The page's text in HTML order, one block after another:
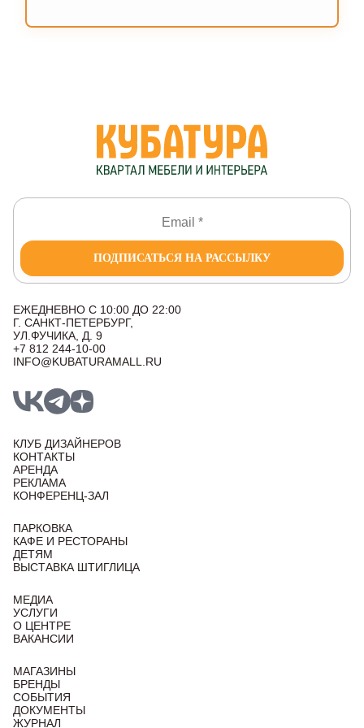
ПОДПИСАТЬСЯ НА РАССЫЛКУ
ЕЖЕДНЕВНО С 10:00 ДО 22:00
Г. САНКТ-ПЕТЕРБУРГ,
УЛ.ФУЧИКА, Д. 9
+7 812 244-10-00
INFO@KUBATURAMALL.RU
КЛУБ ДИЗАЙНЕРОВ
КОНТАКТЫ
АРЕНДА
РЕКЛАМА
КОНФЕРЕНЦ-ЗАЛ
ПАРКОВКА
КАФЕ И РЕСТОРАНЫ
ДЕТЯМ
ВЫСТАВКА ШТИГЛИЦА
МЕДИА
УСЛУГИ
О ЦЕНТРЕ
ВАКАНСИИ
МАГАЗИНЫ
БРЕНДЫ
СОБЫТИЯ
ДОКУМЕНТЫ
ЖУРНАЛ